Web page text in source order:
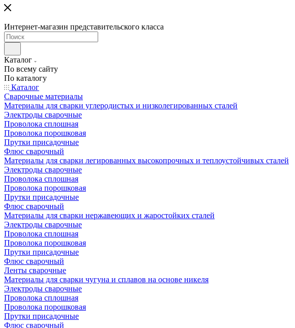
Интернет-магазин представительского класса
Каталог
По всему сайту
По каталогу
Каталог
Сварочные материалы
Материалы для сварки углеродистых и низколегированных сталей
Электроды сварочные
Проволока сплошная
Проволока порошковая
Прутки присадочные
Флюс сварочный
Материалы для сварки легированных высокопрочных и теплоустойчивых сталей
Электроды сварочные
Проволока сплошная
Проволока порошковая
Прутки присадочные
Флюс сварочный
Материалы для сварки нержавеющих и жаростойких сталей
Электроды сварочные
Проволока сплошная
Проволока порошковая
Прутки присадочные
Флюс сварочный
Ленты сварочные
Материалы для сварки чугуна и сплавов на основе никеля
Электроды сварочные
Проволока сплошная
Проволока порошковая
Прутки присадочные
Флюс сварочный